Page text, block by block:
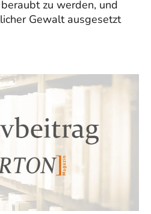
zu werden, und
Gewalt ausgesetzt